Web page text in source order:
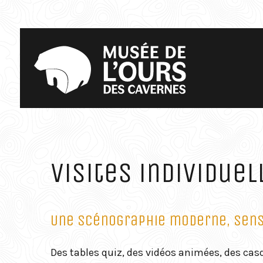
Visites
Une scénographie moderne,
Des tables quiz, des vidéos animées, des